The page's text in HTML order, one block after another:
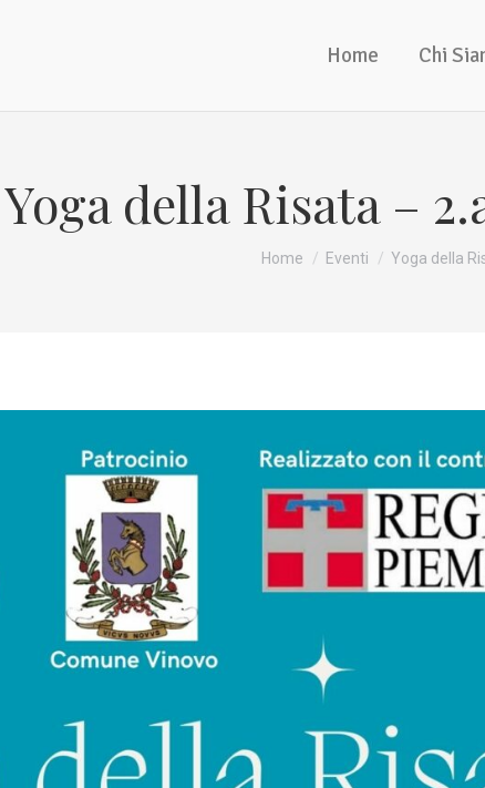
Home Chi
Yoga della Risata –
Tu sei qui:
Home Eventi Yoga della